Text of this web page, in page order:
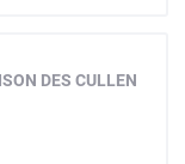
DES CULLEN